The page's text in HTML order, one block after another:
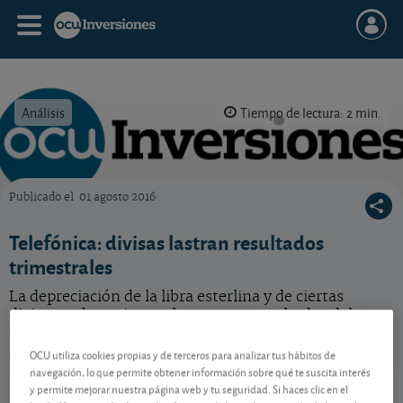
Análisis Tiempo de lectura: 2 min.
Publicado el 01 agosto 2016
Telefónica: divisas lastran resultados
trimestrales
La depreciación de la libra esterlina y de ciertas
divisas sudamericanas lastran sus resultados del
acción?
Telefónica 3,671 EUR
OCU utiliza cookies propias y de terceros para analizar tus hábitos de
navegación, lo que permite obtener información sobre qué te suscita interés
y permite mejorar nuestra página web y tu seguridad. Si haces clic en el